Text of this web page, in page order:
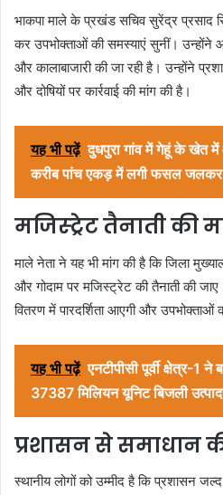
भाकपा माले के प्रखंड सचिव सुरेंद्र प्रसाद
कर उपभोक्ताओं की समस्याएं सुनीं। उन्होंने
और कालाबाजारी की जा रही है। उन्होंने
और दोषियों पर कार्रवाई की मांग की है।
यह भी पढ़ें दुधपुरा गांव में गेहूं के खेत
करीब पांच एकड़ में लगी फसल
मजिस्ट्रेट तैनाती की
माले नेता ने यह भी मांग की है कि जिला
और गोदाम पर मजिस्ट्रेट की तैनाती की
वितरण में पारदर्शिता आएगी और
यह भी पढ़ें एनटीपीसी पूर्वी क्षेत्र-1 ने
37387 मिलियन यूनिट बिजली
प्रशासन से समाधान
स्थानीय लोगों को उम्मीद है कि प्रशासन